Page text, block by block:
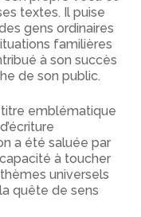
textes. Il puise
gens ordinaires
familières
à son succès
de son public.
emblématique
a été saluée par
à toucher
universels
quête de sens